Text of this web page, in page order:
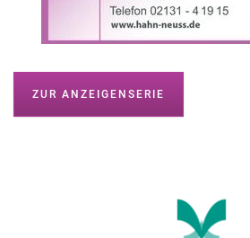
ZUR ANZEIGENSERIE